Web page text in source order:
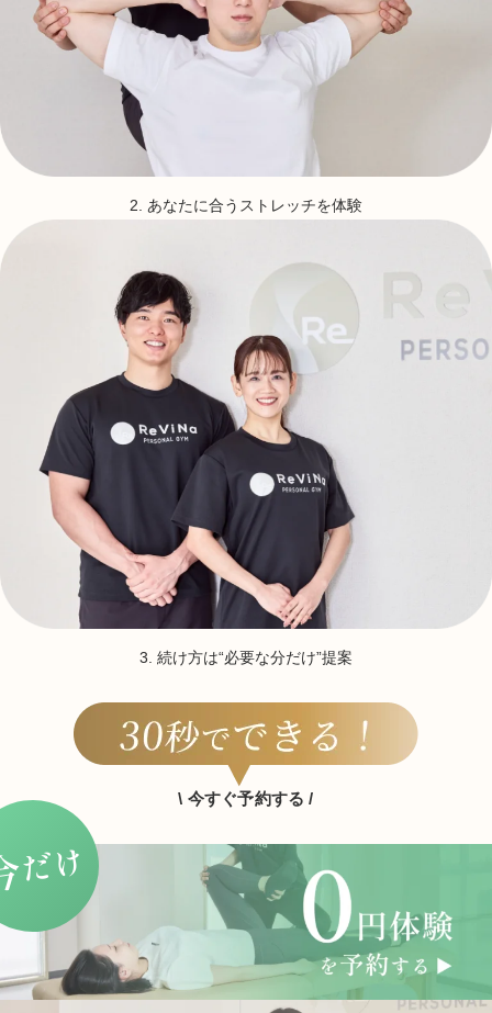
2. あなたに合うストレッチを体験
3. 続け方は“必要な分だけ”提案
\ 今すぐ予約する /
だけ